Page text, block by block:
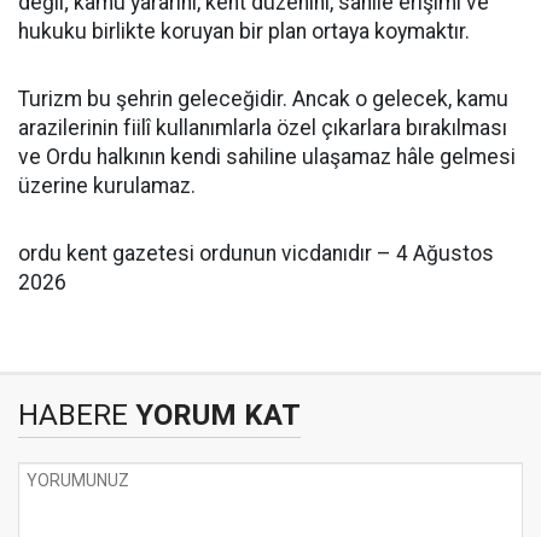
hukuku birlikte koruyan bir plan ortaya koymaktır.
Turizm bu şehrin geleceğidir. Ancak o gelecek, kamu
arazilerinin fiilî kullanımlarla özel çıkarlara bırakılması
ve Ordu halkının kendi sahiline ulaşamaz hâle gelmesi
üzerine kurulamaz.
ordu kent gazetesi ordunun vicdanıdır – 4 Ağustos
2026
HABERE YORUM KAT